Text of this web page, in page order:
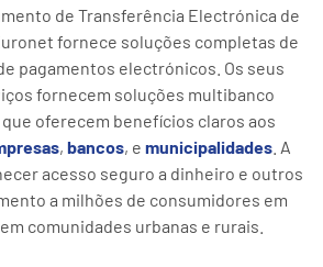
de Transferência Electrónica de
fornece soluções completas de
pagamentos electrónicos. Os seus
fornecem soluções multibanco
oferecem benefícios claros aos
, bancos, e municipalidades . A
acesso seguro a dinheiro e outros
a milhões de consumidores em
comunidades urbanas e rurais.